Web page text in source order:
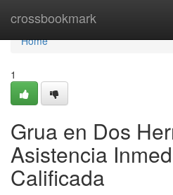
crossbookmark
Home
Home
1
Grua en Dos
Asistencia
Calificada